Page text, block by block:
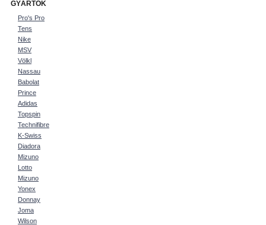
GYÁRTÓK
Pro's Pro
Tens
Nike
MSV
Völkl
Nassau
Babolat
Prince
Adidas
Topspin
Technifibre
K-Swiss
Diadora
Mizuno
Lotto
Mizuno
Yonex
Donnay
Joma
Wilson